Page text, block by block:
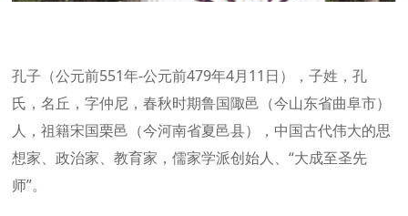
孔子（公元前551年-公元前479年4月11日），子姓，孔
氏，名丘，字仲尼，春秋时期鲁国陬邑（今山东省曲阜市）
人，祖籍宋国栗邑（今河南省夏邑县），中国古代伟大的思
想家、政治家、教育家，儒家学派创始人、“大成至圣先
师”。